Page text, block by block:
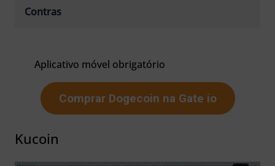
Contras
Aplicativo móvel obrigatório
Comprar Dogecoin na Gate io
Kucoin